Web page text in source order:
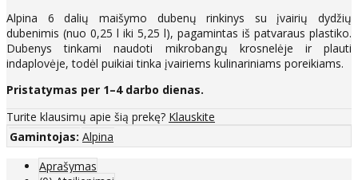
Alpina 6 dalių maišymo dubenų rinkinys su įvairių dydžių
dubenimis (nuo 0,25 l iki 5,25 l), pagamintas iš patvaraus plastiko.
Dubenys tinkami naudoti mikrobangų krosnelėje ir plauti
indaplovėje, todėl puikiai tinka įvairiems kulinariniams poreikiams.
Pristatymas per 1–4 darbo dienas.
Turite klausimų apie šią prekę? Klauskite
Gamintojas: Alpina
Aprašymas